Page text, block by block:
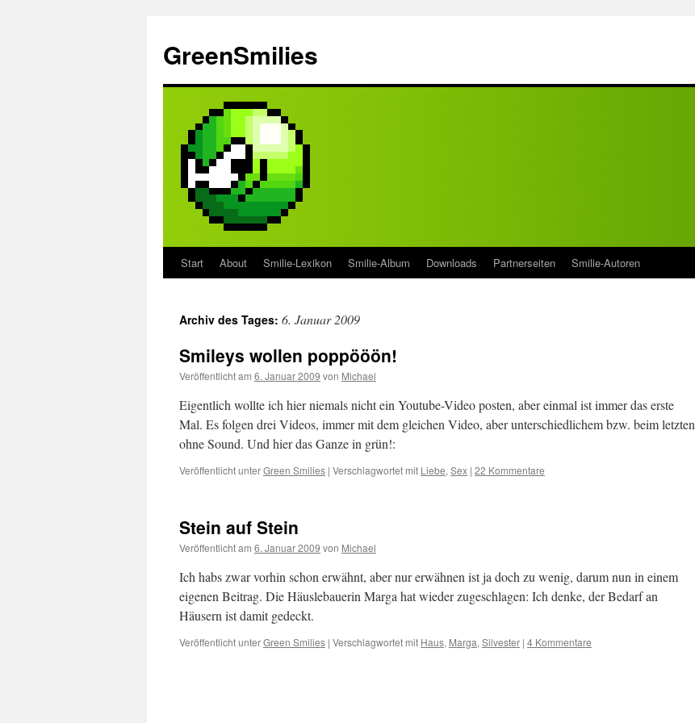
springen
GreenSmilies
Start About Smilie-Lexikon Smilie-Album Downloads Partnerseiten Smilie-Autoren
Archiv des Tages: 6. Januar 2009
Smileys wollen poppööön!
Veröffentlicht am 6. Januar 2009 von Michael
Eigentlich wollte ich hier niemals nicht ein Youtube-Video posten, aber einmal ist immer das erste
Mal. Es folgen drei Videos, immer mit dem gleichen Video, aber unterschiedlichem bzw. beim letzten
ohne Sound. Und hier das Ganze in grün!:
Veröffentlicht unterGreen Smilies | Verschlagwortet mit Liebe, Sex | 22 Kommentare
Stein auf Stein
Veröffentlicht am 6. Januar 2009 von Michael
Ich habs zwar vorhin schon erwähnt, aber nur erwähnen ist ja doch zu wenig, darum nun in einem
eigenen Beitrag. Die Häuslebauerin Marga hat wieder zugeschlagen: Ich denke, der Bedarf an
Häusern ist damit gedeckt.
Veröffentlicht unterGreen Smilies | Verschlagwortet mit Haus, Marga, Silvester | 4 Kommentare